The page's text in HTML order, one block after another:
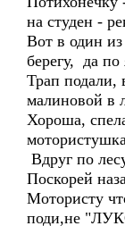
на студен -
Вот в один
берегу, да по
Трап подали,
малиновой в
Хороша,
Вдруг по
Поскорей
Мотористу
поди,не